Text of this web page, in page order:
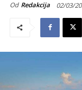
Od Redakcija 02/03/